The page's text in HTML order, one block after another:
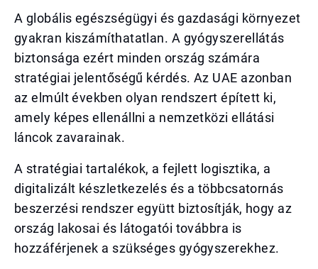
A globális egészségügyi és gazdasági környezet
gyakran kiszámíthatatlan. A gyógyszerellátás
biztonsága ezért minden ország számára
stratégiai jelentőségű kérdés. Az UAE azonban
az elmúlt években olyan rendszert épített ki,
amely képes ellenállni a nemzetközi ellátási
láncok zavarainak.
A stratégiai tartalékok, a fejlett logisztika, a
digitalizált készletkezelés és a többcsatornás
beszerzési rendszer együtt biztosítják, hogy az
ország lakosai és látogatói továbbra is
hozzáférjenek a szükséges gyógyszerekhez.